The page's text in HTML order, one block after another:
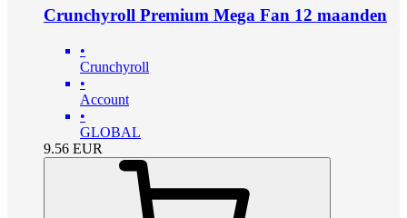
Crunchyroll Premium Mega Fan 12 maanden
•
Crunchyroll
•
Account
•
GLOBAL
9.56 EUR